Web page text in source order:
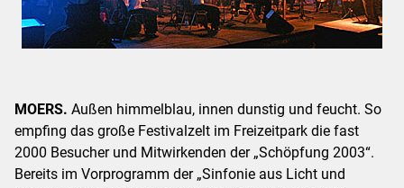
MOERS. Außen himmelblau, innen dunstig und feucht. So
empfing das große Festivalzelt im Freizeitpark die fast
2000 Besucher und Mitwirkenden der „Schöpfung 2003“.
Bereits im Vorprogramm der „Sinfonie aus Licht und